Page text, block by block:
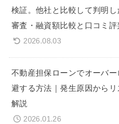
検証。他社と比較して判明し
審査・融資額比較と口コミ評
2026.08.03
不動産担保ローンでオーバー
避する方法｜発生原因から
解説
2026.01.26